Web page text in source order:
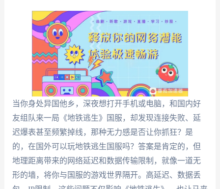
当你身处异国他乡，深夜想打开手机或电脑，和国内好
友组队来一局《地铁逃生》国服，却发现连接失败、延
迟爆表甚至频繁掉线，那种无力感是否让你抓狂？是
的，在国外可以玩地铁逃生国服吗？答案是肯定的，但
地理距离带来的网络延迟和数据传输限制，就像一道无
形的墙，将你与国服的游戏世界隔开。高延迟、数据丢